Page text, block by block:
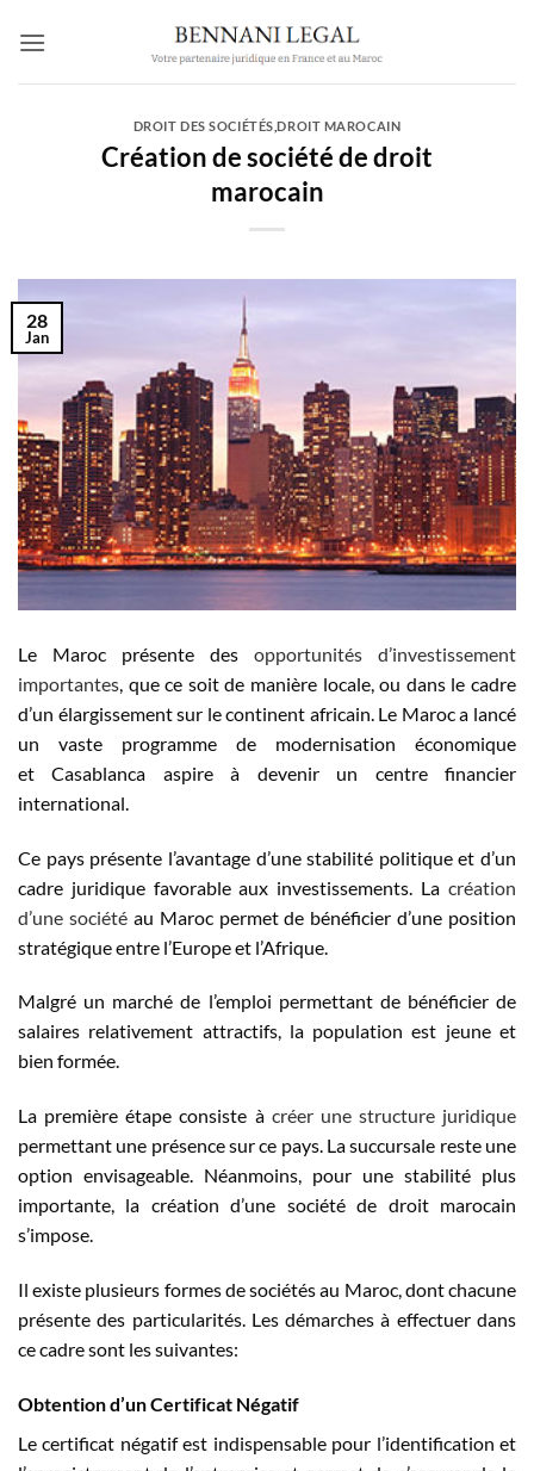
DROIT DES SOCIÉTÉS ,DROIT MAROCAIN
Création de société de droit
marocain
28
Jan
Le Maroc présente des opportunités d’investissement
importantes, que ce soit de manière locale, ou dans le cadre
d’un élargissement sur le continent africain. Le Maroc a lancé
un vaste programme de modernisation économique
et Casablanca aspire à devenir un centre financier
international.
Ce pays présente l’avantage d’une stabilité politique et d’un
cadre juridique favorable aux investissements. La création
d’une sociétéau Maroc permet de bénéficier d’une position
stratégique entre l’Europe et l’Afrique.
Malgré un marché de l’emploi permettant de bénéficier de
salaires relativement attractifs, la population est jeune et
bien formée.
La première étape consiste à créer une structure juridique
permettant une présence sur ce pays. La succursale reste une
option envisageable. Néanmoins, pour une stabilité plus
importante, la création d’une société de droit marocain
s’impose.
Il existe plusieurs formes de sociétés au Maroc, dont chacune
présente des particularités. Les démarches à effectuer dans
ce cadre sont les suivantes:
Obtention d’un Certificat Négatif
Le certificat négatif est indispensable pour l’identification et